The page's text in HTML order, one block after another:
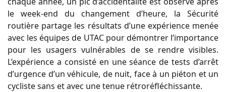
le week-end du changement d’heure, la Sécurité
routière partage les résultats d’une expérience menée
avec les équipes de UTAC pour démontrer l’importance
pour les usagers vulnérables de se rendre visibles.
L’expérience a consisté en une séance de tests d’arrêt
d’urgence d’un véhicule, de nuit, face à un piéton et un
cycliste sans et avec une tenue rétroréfléchissante.